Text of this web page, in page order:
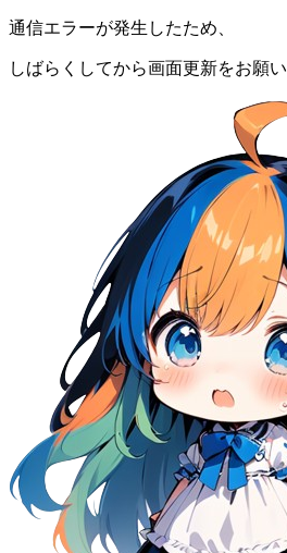
通信エラーが発生したため、
しばらくしてから画面更新をお願い